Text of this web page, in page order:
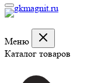
Меню
Каталог товаров